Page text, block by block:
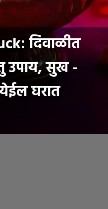
दिवाळीत
उपाय, सुख -
घरात